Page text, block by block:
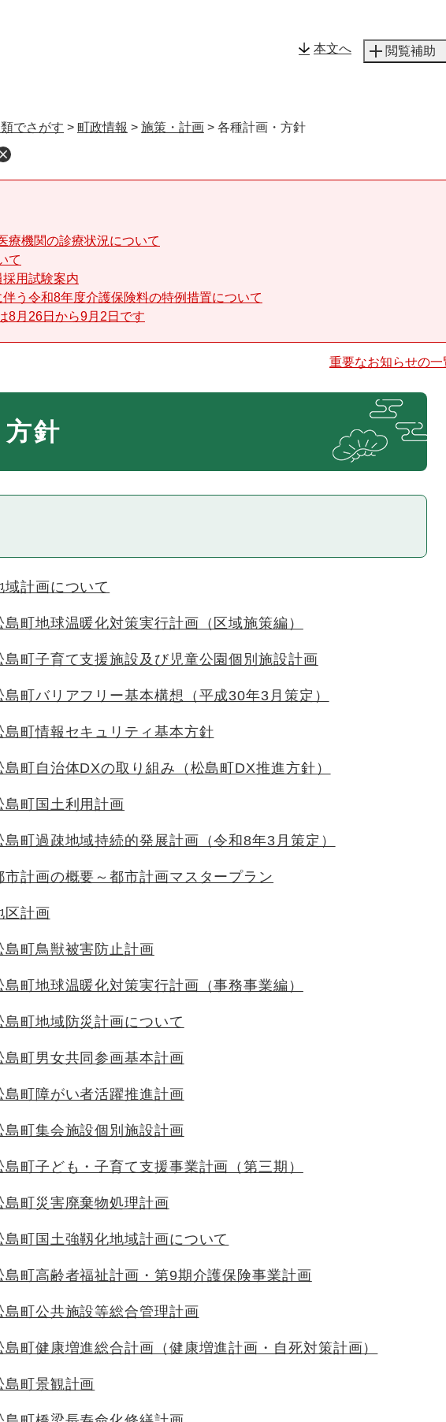
本文へ 閲覧補助
でさがす > 町政情報 > 施策・計画 > 各種計画・方針
療機関の診療状況について
て
用試験案内
う令和8年度介護保険料の特例措置について
8月26日から9月2日です
重要なお知らせの一
針
域計画について
島町地球温暖化対策実行計画（区域施策編）
島町子育て支援施設及び児童公園個別施設計画
島町バリアフリー基本構想（平成30年3月策定）
島町情報セキュリティ基本方針
島町自治体DXの取り組み（松島町DX推進方針）
島町国土利用計画
島町過疎地域持続的発展計画（令和8年3月策定）
市計画の概要～都市計画マスタープラン
区計画
島町鳥獣被害防止計画
島町地球温暖化対策実行計画（事務事業編）
島町地域防災計画について
島町男女共同参画基本計画
島町障がい者活躍推進計画
島町集会施設個別施設計画
島町子ども・子育て支援事業計画（第三期）
島町災害廃棄物処理計画
島町国土強靱化地域計画について
島町高齢者福祉計画・第9期介護保険事業計画
島町公共施設等総合管理計画
島町健康増進総合計画（健康増進計画・自死対策計画）
島町景観計画